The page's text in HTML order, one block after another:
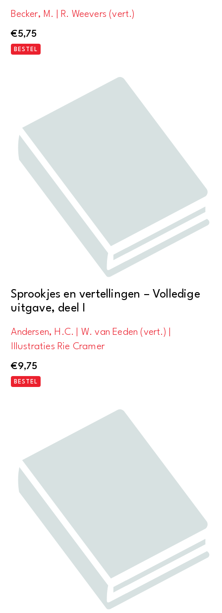
Becker, M. | R. Weevers (vert.)
€5,75
BESTEL
Sprookjes en vertellingen – Volledige
uitgave, deel I
Andersen, H.C. | W. van Eeden (vert.) |
Illustraties Rie Cramer
€9,75
BESTEL